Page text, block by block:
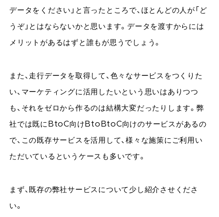
データをください」と言ったところで、ほとんどの人が「ど
うぞ」とはならないかと思います。データを渡すからには
メリットがあるはずと誰もが思うでしょう。
また、走行データを取得して、色々なサービスをつくりた
い、マーケティングに活用したいという思いはありつつ
も、それをゼロから作るのは結構大変だったりします。弊
社では既にBtoC向けBtoBtoC向けのサービスがあるの
で、この既存サービスを活用して、様々な施策にご利用い
ただいているというケースも多いです。
まず、既存の弊社サービスについて少し紹介させくださ
い。